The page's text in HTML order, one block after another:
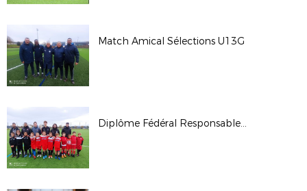
Match Amical Sélections U13G
Diplôme Fédéral Responsable École de Football (UEFA C)